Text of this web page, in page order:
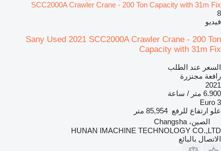
SCC2000A Crawler Crane - 200 Ton Capacity with 31m Fix
8
فيديو
Sany Used 2021 SCC2000A Crawler Crane - 200 Ton
Capacity with 31m Fix
السعر عند الطلب
رافعة مجنزرة
2021
6.900 متر / ساعة
Euro 3
علو ارتفاع للرفع 85,954 متر
الصين، Changsha
HUNAN IMACHINE TECHNOLOGY CO.,LTD
الاتصال بالبائع